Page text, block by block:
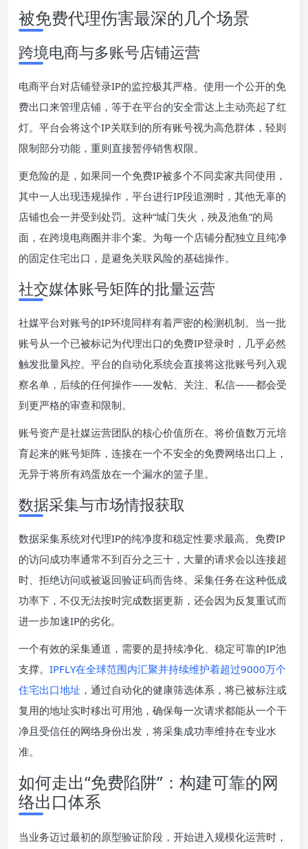
被免费代理伤害最深的几个场景
跨境电商与多账号店铺运营
电商平台对店铺登录IP的监控极其严格。使用一个公开的免
费出口来管理店铺，等于在平台的安全雷达上主动亮起了红
灯。平台会将这个IP关联到的所有账号视为高危群体，轻则
限制部分功能，重则直接暂停销售权限。
更危险的是，如果同一个免费IP被多个不同卖家共同使用，
其中一人出现违规操作，平台进行IP段追溯时，其他无辜的
店铺也会一并受到处罚。这种“城门失火，殃及池鱼”的局
面，在跨境电商圈并非个案。为每一个店铺分配独立且纯净
的固定住宅出口，是避免关联风险的基础操作。
社交媒体账号矩阵的批量运营
社媒平台对账号的IP环境同样有着严密的检测机制。当一批
账号从一个已被标记为代理出口的免费IP登录时，几乎必然
触发批量风控。平台的自动化系统会直接将这批账号列入观
察名单，后续的任何操作——发帖、关注、私信——都会受
到更严格的审查和限制。
账号资产是社媒运营团队的核心价值所在。将价值数万元培
育起来的账号矩阵，连接在一个不安全的免费网络出口上，
无异于将所有鸡蛋放在一个漏水的篮子里。
数据采集与市场情报获取
数据采集系统对代理IP的纯净度和稳定性要求最高。免费IP
的访问成功率通常不到百分之三十，大量的请求会以连接超
时、拒绝访问或被返回验证码而告终。采集任务在这种低成
功率下，不仅无法按时完成数据更新，还会因为反复重试而
进一步加速IP的劣化。
一个有效的采集通道，需要的是持续净化、稳定可靠的IP池
支撑。 IPFLY在全球范围内汇聚并持续维护着超过9000万个
住宅出口地址 ，通过自动化的健康筛选体系，将已被标注或
复用的地址实时移出可用池，确保每一次请求都能从一个干
净且受信任的网络身份出发，将采集成功率维持在专业水
准。
如何走出“免费陷阱”：构建可靠的网
络出口体系
当业务迈过最初的原型验证阶段，开始进入规模化运营时，